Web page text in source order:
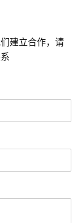
建立合作，请